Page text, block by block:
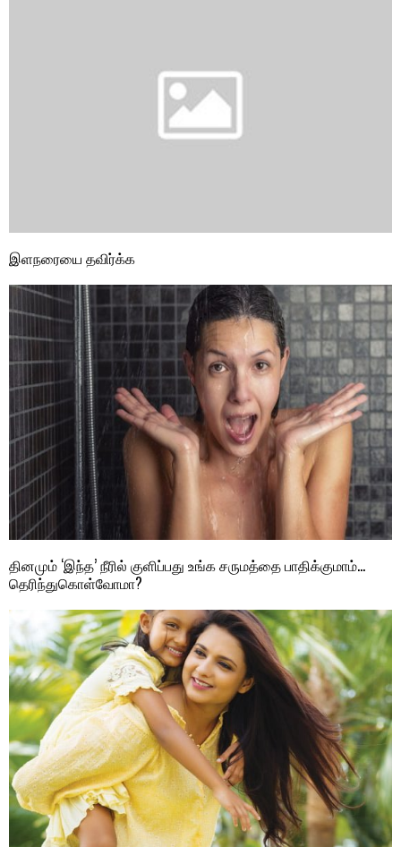
இளநரையை தவிர்க்க
தினமும் ‘இந்த’ நீரில் குளிப்பது உங்க சருமத்தை பாதிக்குமாம்…
தெரிந்துகொள்வோமா?